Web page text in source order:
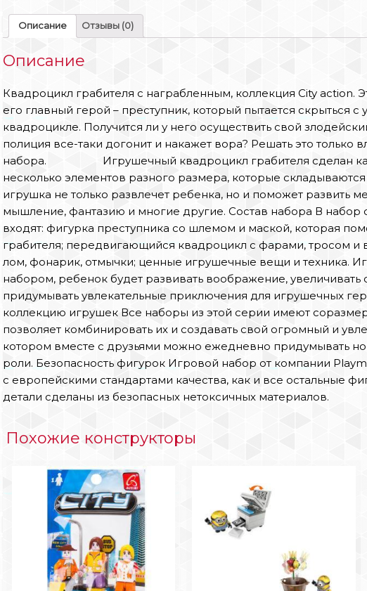
Описание Отзывы (0)
Описание
Квадроцикл грабителя с награбленным, коллекция City action.
его главный герой – преступник, который пытается скрыться
квадроцикле. Получится ли у него осуществить свой
полиция все-таки догонит и накажет вора? Решать это только
набора. Игрушечный квадроцикл грабителя сделан как
несколько элементов разного размера, которые
игрушка не только развлечет ребенка, но и поможет развить
мышление, фантазию и многие другие. Состав набора В набор
входят: фигурка преступника со шлемом и маской, которая
грабителя; передвигающийся квадроцикл с фарами, тросом и
лом, фонарик, отмычки; ценные игрушечные вещи и техника.
набором, ребенок будет развивать воображение, увеличивать
придумывать увлекательные приключения для игрушечных
коллекцию игрушек Все наборы из этой серии имеют
позволяет комбинировать их и создавать свой огромный и
котором вместе с друзьями можно ежедневно придумывать
роли. Безопасность фигурок Игровой набор от компании
с европейскими стандартами качества, как и все остальные
детали сделаны из безопасных нетоксичных материалов.
Похожие конструкторы